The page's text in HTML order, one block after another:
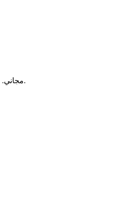
فك شفرة VIN مجاناً واستعلام عن لوحة الترقيم. البيانات التقنية الرسمية وتاريخ المركبة. تقرير PDF مجاني. نتيجة فورية بدون تسجيل.